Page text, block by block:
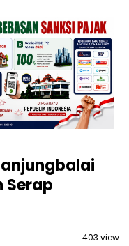
Serap
403 view